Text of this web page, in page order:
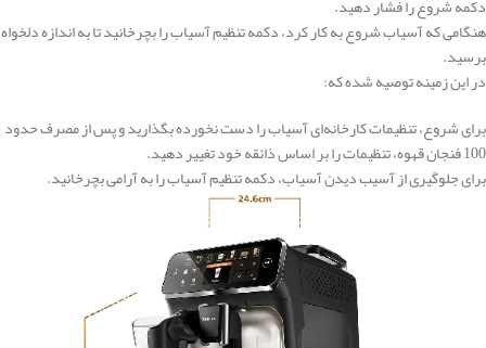
دکمه شروع را فشار دهید.
هنگامی که آسیاب شروع به کار کرد، دکمه تنظیم آسیاب را بچرخانید تا به اندازه دلخواه
برسید.
در این زمینه توصیه‌ شده که:
برای شروع، تنظیمات کارخانه‌ای آسیاب را دست نخورده بگذارید و پس از مصرف حدود
100 فنجان قهوه، تنظیمات را بر اساس ذائقه خود تغییر دهید.
برای جلوگیری از آسیب دیدن آسیاب، دکمه تنظیم آسیاب را به آرامی بچرخانید.